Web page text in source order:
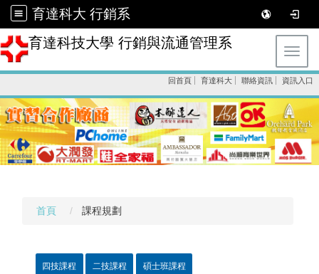
育達科大 行銷系
育達科技大學 行銷與流通管理系
回首頁 育達科大 聯絡資訊 資訊入口
首頁 課程規劃
四技課程 二技課程 碩士班課程